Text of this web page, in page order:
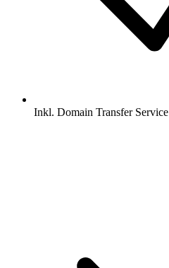
Inkl. Domain Transfer Service